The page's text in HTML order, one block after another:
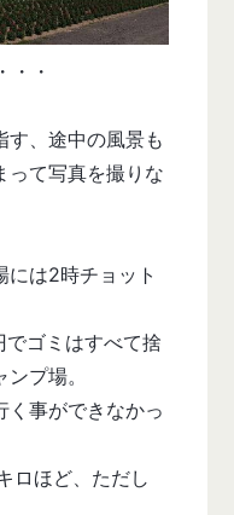
・・
す、途中の風景も
って写真を撮りな
には2時チョット
ゴミはすべて捨
プ場。
く事ができなかっ
ロほど、ただし